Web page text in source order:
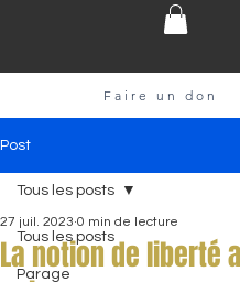
Faire un don
Post
Tous les posts
Parage
Tous les posts
La notion de liberté
27 juil. 2023 0 min de lecture